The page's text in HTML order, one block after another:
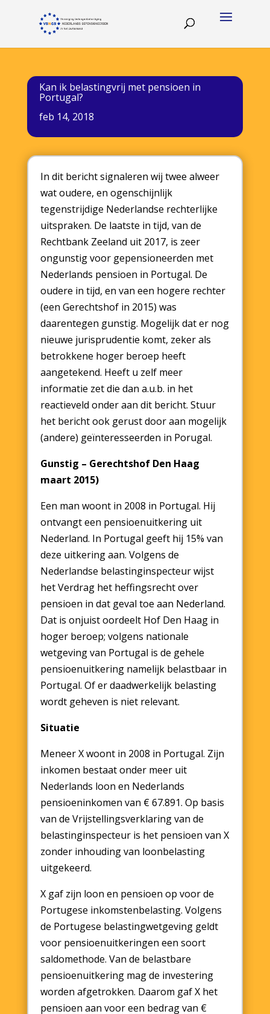
Kan ik belastingvrij met pensioen in
Portugal?
feb 14, 2018
In dit bericht signaleren wij twee alweer
wat oudere, en ogenschijnlijk
tegenstrijdige Nederlandse rechterlijke
uitspraken. De laatste in tijd, van de
Rechtbank Zeeland uit 2017, is zeer
ongunstig voor gepensioneerden met
Nederlands pensioen in Portugal. De
oudere in tijd, en van een hogere rechter
(een Gerechtshof in 2015) was
daarentegen gunstig. Mogelijk dat er nog
nieuwe jurisprudentie komt, zeker als
betrokkene hoger beroep heeft
aangetekend. Heeft u zelf meer
informatie zet die dan a.u.b. in het
reactieveld onder aan dit bericht. Stuur
het bericht ook gerust door aan mogelijk
(andere) geïnteresseerden in Porugal.
Gunstig – Gerechtshof Den Haag
maart 2015)
Een man woont in 2008 in Portugal. Hij
ontvangt een pensioenuitkering uit
Nederland. In Portugal geeft hij 15% van
deze uitkering aan. Volgens de
Nederlandse belastinginspecteur wijst
het Verdrag het heffingsrecht over
pensioen in dat geval toe aan Nederland.
Dat is onjuist oordeelt Hof Den Haag in
hoger beroep; volgens nationale
wetgeving van Portugal is de gehele
pensioenuitkering namelijk belastbaar in
Portugal. Of er daadwerkelijk belasting
wordt geheven is niet relevant.
Situatie
Meneer X woont in 2008 in Portugal. Zijn
inkomen bestaat onder meer uit
Nederlands loon en Nederlands
pensioeninkomen van € 67.891. Op basis
van de Vrijstellingsverklaring van de
belastinginspecteur is het pensioen van X
zonder inhouding van loonbelasting
uitgekeerd.
X gaf zijn loon en pensioen op voor de
Portugese inkomstenbelasting. Volgens
de Portugese belastingwetgeving geldt
voor pensioenuitkeringen een soort
saldomethode. Van de belastbare
pensioenuitkering mag de investering
worden afgetrokken. Daarom gaf X het
pensioen aan voor een bedrag van €